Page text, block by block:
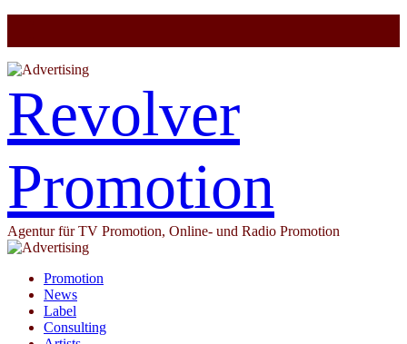
Revolver
Promotion
Agentur für TV Promotion, Online- und Radio Promotion
Promotion
News
Label
Consulting